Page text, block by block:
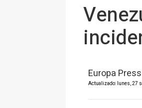
Europa
Actualizado: lunes, 27